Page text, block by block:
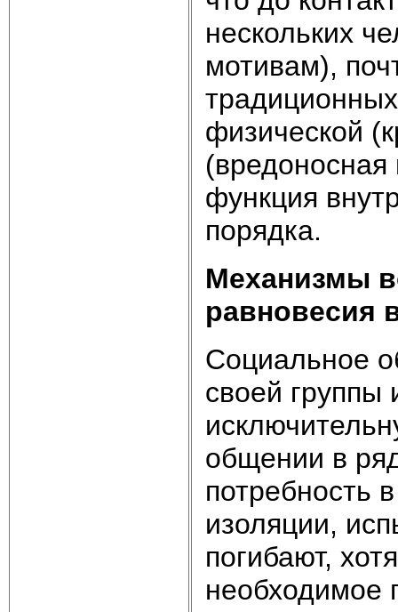
нескольких
мотивам),
физической
(вредоносная
функция
порядка.
Механизмы
равновесия
Социальное
своей группы
общении в
потребность
изоляции,
погибают,
необходимое